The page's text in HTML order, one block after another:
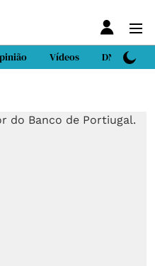
Vídeos DN Sport